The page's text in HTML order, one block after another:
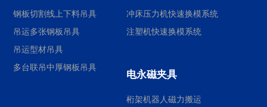
钢板切割线上下料吊具
吊运多张钢板吊具
吊运型材吊具
多台联吊中厚钢板吊具
冲床压力机快速换模系统
注塑机快速换模系统
电永磁夹具
桁架机器人磁力搬运